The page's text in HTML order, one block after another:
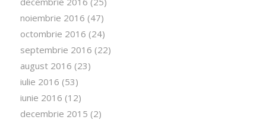
noiembrie 2016 (47)
octombrie 2016 (24)
septembrie 2016 (22)
august 2016 (23)
iulie 2016 (53)
iunie 2016 (12)
decembrie 2015 (2)